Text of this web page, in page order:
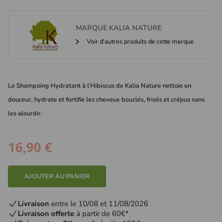
MARQUE KALIA NATURE
Voir d'autres produits de cette marque
Le Shampoing Hydratant à l’Hibiscus de Kalia Nature nettoie en
douceur, hydrate et fortifie les cheveux bouclés, frisés et crépus sans
les alourdir.
16,90 €
AJOUTER AU PANIER
Livraison entre le 10/08 et 11/08/2026
Livraison offerte à partir de 60€*